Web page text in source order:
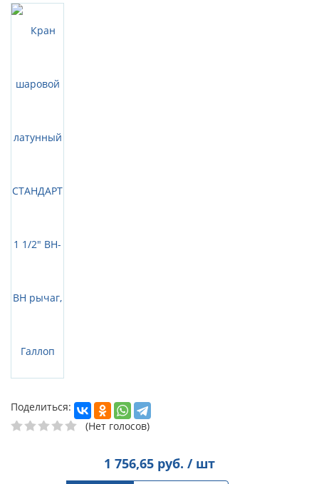
Поделиться:
(Нет голосов)
1 756,65 руб. / шт